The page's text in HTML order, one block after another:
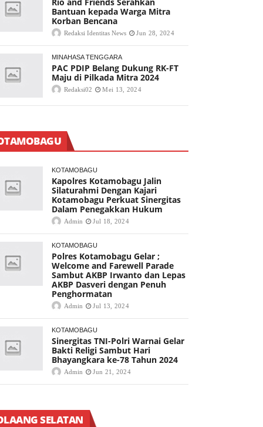
Bantuan kepada Warga Mitra
Korban Bencana
Redaksi Identitas News Jun 28, 2024
MINAHASA TENGGARA
PAC PDIP Belang Dukung RK-FT
Maju di Pilkada Mitra 2024
Redaksi02 Mei 13, 2024
KOTAMOBAGU
Kapolres Kotamobagu Jalin
Silaturahmi Dengan Kajari
Kotamobagu Perkuat Sinergitas
Dalam Penegakkan Hukum
Admin Jul 18, 2024
KOTAMOBAGU
Polres Kotamobagu Gelar ;
Welcome and Farewell Parade
Sambut AKBP Irwanto dan Lepas
AKBP Dasveri dengan Penuh
Penghormatan
Admin Jul 13, 2024
KOTAMOBAGU
Sinergitas TNI-Polri Warnai Gelar
Bakti Religi Sambut Hari
Bhayangkara ke-78 Tahun 2024
Admin Jun 21, 2024
SELATAN